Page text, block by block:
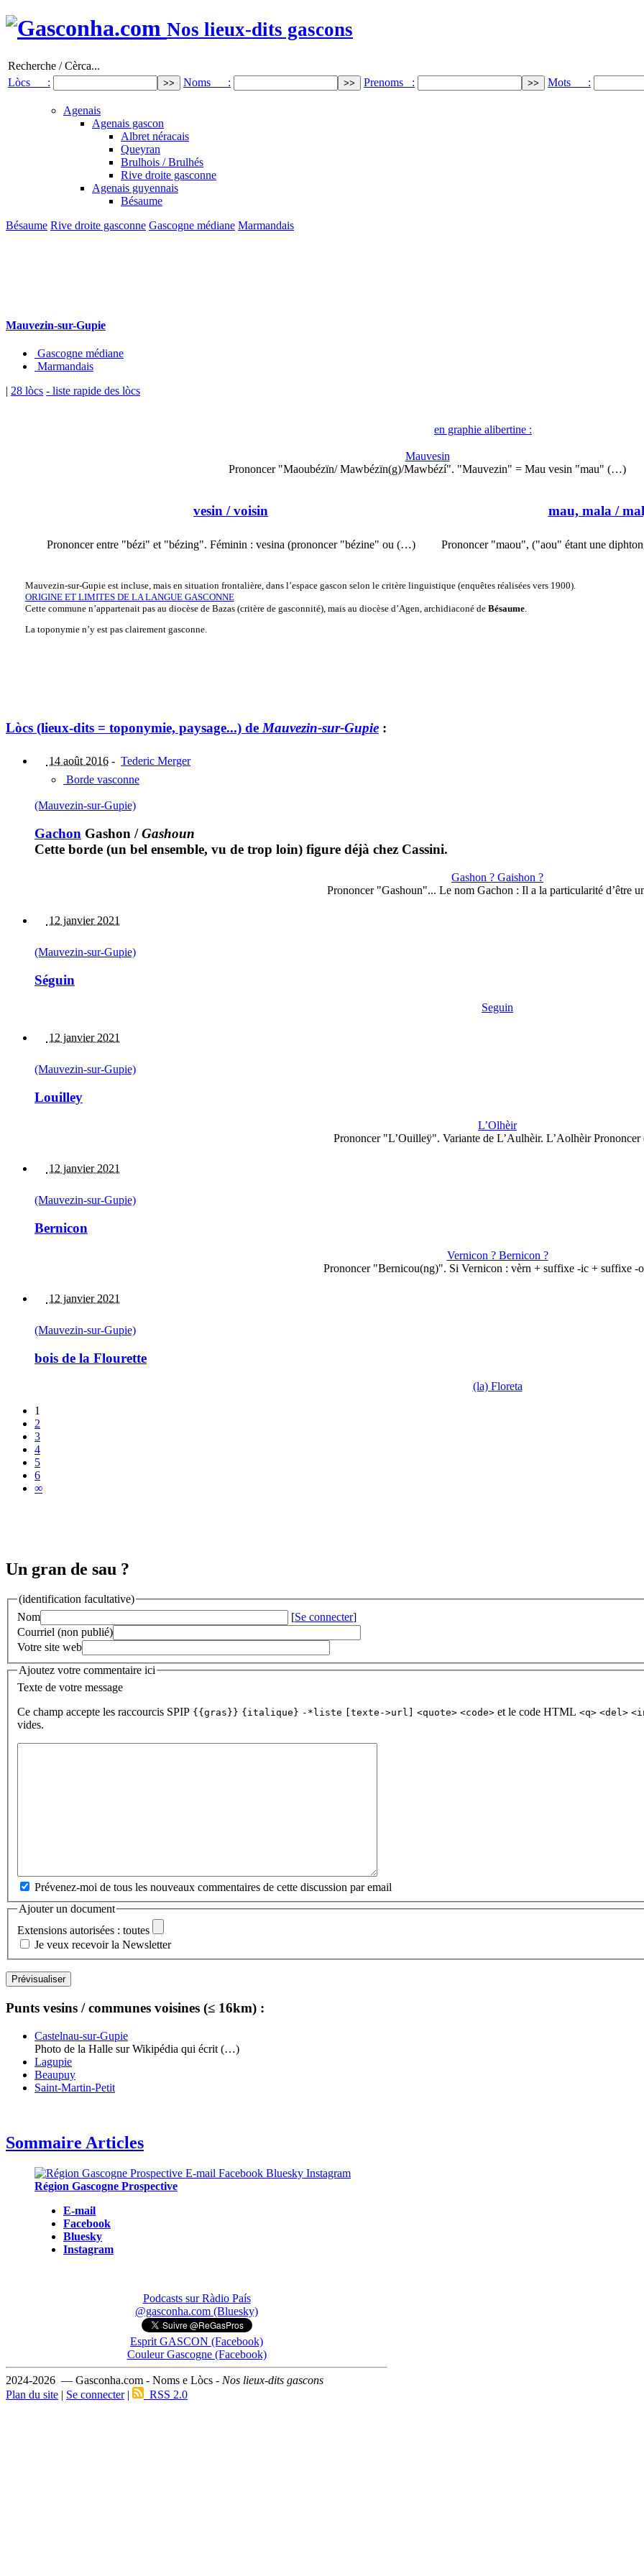
Nos lieux-dits gascons
Recherche / Cèrca...
Lòcs :
Noms : Prenoms : Mots :
Agenais
Agenais gascon
Albret néracais
Queyran
Brulhois / Brulhés
Rive droite gasconne
Agenais guyennais
Bésaume
Bésaume Rive droite gasconne Gascogne médiane Marmandais
Mauvezin-sur-Gupie
Gascogne médiane
Marmandais
| 28 lòcs - liste rapide des lòcs
en graphie alibertine :
Mauvesin
Prononcer "Maoubézïn/ Mawbézïn(g)/Mawbézí". "Mauvezin" = Mau vesin "mau" (…)
vesin / voisin
Prononcer entre "bézi" et "bézing". Féminin : vesina (prononcer "bézine" ou (…)
mau, mala /
Prononcer "maou", ("aou" étant une
Mauvezin-sur-Gupie est incluse, mais en situation frontalière, dans l’espace gascon selon le critère linguistique (enquêtes réalisées vers 1900).
ORIGINE ET LIMITES DE LA LANGUE GASCONNE
Cette commune n’appartenait pas au diocèse de Bazas (critère de gasconnité), mais au diocèse d’Agen, archidiaconé de Bésaume.
La toponymie n’y est pas clairement gasconne.
Lòcs (lieux-dits = toponymie, paysage...) de Mauvezin-sur-Gupie :
14 août 2016 - Tederic Merger
Borde vasconne
(Mauvezin-sur-Gupie)
Gachon Gashon /Gashoun
Cette borde (un bel ensemble, vu de trop loin) figure déjà chez Cassini.
Gashon ? Gaishon ?
Prononcer "Gashoun"... Le nom Gachon : Il a la particularité d’être
12 janvier 2021
(Mauvezin-sur-Gupie)
Séguin
Seguin
12 janvier 2021
(Mauvezin-sur-Gupie)
Louilley
L’Olhèir
Prononcer "L’Ouilleÿ". Variante de L’Aulhèir. L’Aolhèir
12 janvier 2021
(Mauvezin-sur-Gupie)
Bernicon
Vernicon ? Bernicon ?
Prononcer "Bernicou(ng)". Si Vernicon : vèrn + suffixe -ic + suffixe
12 janvier 2021
(Mauvezin-sur-Gupie)
bois de la Flourette
(la) Floreta
1
2
3
4
5
6
∞
Un gran de sau ?
(identification facultative)
Nom
[Se connecter]
Courriel (non publié)
Votre site web
Ajoutez votre commentaire ici
Texte de votre message
Ce champ accepte les raccourcis SPIP {{gras}} {italique} -*liste [texte->url] <quote> <code> et le code HTML <q> <del>
vides.
Prévenez-moi de tous les nouveaux commentaires de cette discussion par email
Ajouter un document
Extensions autorisées : toutes
Je veux recevoir la Newsletter
Punts vesins / communes voisines (≤ 16km) :
Castelnau-sur-Gupie
Photo de la Halle sur Wikipédia qui écrit (…)
Lagupie
Beaupuy
Saint-Martin-Petit
Sommaire Articles
Région Gascogne Prospective
E-mail
Facebook
Bluesky
Instagram
Podcasts sur Ràdio País
@gasconha.com (Bluesky)
Esprit GASCON (Facebook)
Couleur Gascogne (Facebook)
2024-2026 — Gasconha.com - Noms e Lòcs - Nos lieux-dits gascons
Plan du site | Se connecter| RSS 2.0